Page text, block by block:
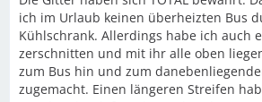
ich im Urlaub keinen überheizten Bus
Kühlschrank. Allerdings habe ich auch
zerschnitten und mit ihr alle oben
zum Bus hin und zum
zugemacht. Einen längeren Streifen